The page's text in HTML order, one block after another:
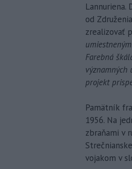
Lannuriena.
od
zrealizovať
Farebná
projekt
Pamätník
1956. Na
zbraňami v
vojakom v